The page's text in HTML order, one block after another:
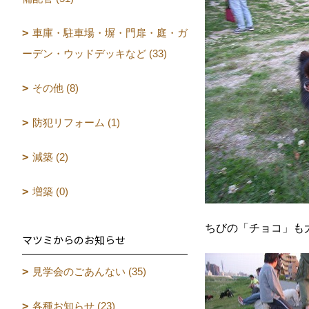
ちびの「チョコ」も
車庫・駐車場・塀・門扉・庭・ガ
ーデン・ウッドデッキなど (33)
その他 (8)
防犯リフォーム (1)
減築 (2)
増築 (0)
マツミからのお知らせ
見学会のごあんない (35)
各種お知らせ (23)